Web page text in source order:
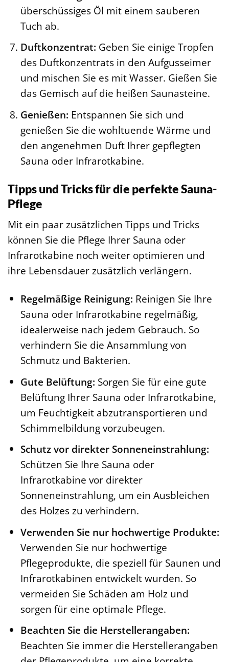
überschüssiges Öl mit einem sauberen
Tuch ab.
Duftkonzentrat: Geben Sie einige Tropfen
des Duftkonzentrats in den Aufgusseimer
und mischen Sie es mit Wasser. Gießen Sie
das Gemisch auf die heißen Saunasteine.
Genießen: Entspannen Sie sich und
genießen Sie die wohltuende Wärme und
den angenehmen Duft Ihrer gepflegten
Sauna oder Infrarotkabine.
Tipps und Tricks für die perfekte Sauna-
Pflege
Mit ein paar zusätzlichen Tipps und Tricks
können Sie die Pflege Ihrer Sauna oder
Infrarotkabine noch weiter optimieren und
ihre Lebensdauer zusätzlich verlängern.
Regelmäßige Reinigung: Reinigen Sie Ihre
Sauna oder Infrarotkabine regelmäßig,
idealerweise nach jedem Gebrauch. So
verhindern Sie die Ansammlung von
Schmutz und Bakterien.
Gute Belüftung: Sorgen Sie für eine gute
Belüftung Ihrer Sauna oder Infrarotkabine,
um Feuchtigkeit abzutransportieren und
Schimmelbildung vorzubeugen.
Schutz vor direkter Sonneneinstrahlung:
Schützen Sie Ihre Sauna oder
Infrarotkabine vor direkter
Sonneneinstrahlung, um ein Ausbleichen
des Holzes zu verhindern.
Verwenden Sie nur hochwertige Produkte:
Verwenden Sie nur hochwertige
Pflegeprodukte, die speziell für Saunen und
Infrarotkabinen entwickelt wurden. So
vermeiden Sie Schäden am Holz und
sorgen für eine optimale Pflege.
Beachten Sie die Herstellerangaben:
Beachten Sie immer die Herstellerangaben